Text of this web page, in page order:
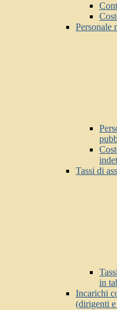
Personale
Tassi di
in
Incarichi
(dirigenti